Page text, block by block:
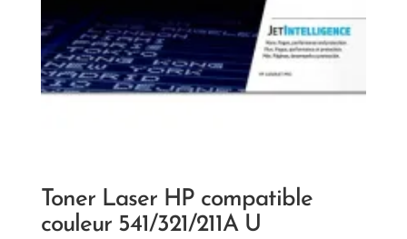
Toner Laser HP compatible
couleur 541/321/211A U